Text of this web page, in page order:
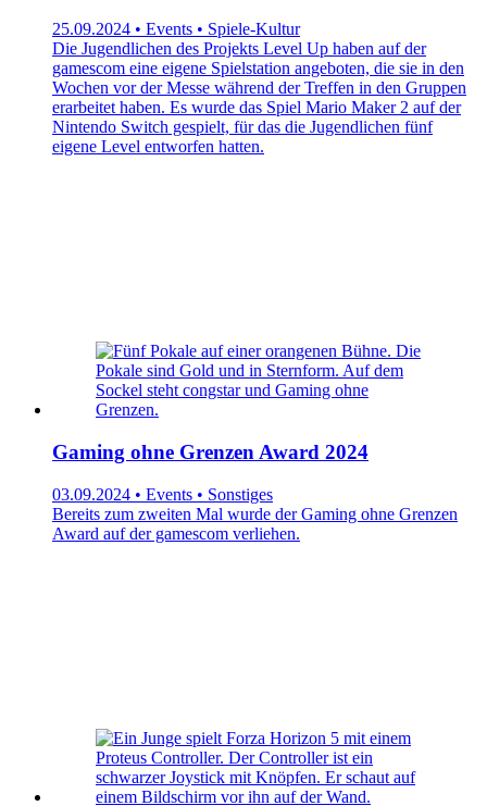
25.09.2024 • Events • Spiele-Kultur
Die Jugendlichen des Projekts Level Up haben auf der
gamescom eine eigene Spielstation angeboten, die sie in den
Wochen vor der Messe während der Treffen in den Gruppen
erarbeitet haben. Es wurde das Spiel Mario Maker 2 auf der
Nintendo Switch gespielt, für das die Jugendlichen fünf
eigene Level entworfen hatten.
Gaming ohne Grenzen Award 2024
03.09.2024 • Events • Sonstiges
Bereits zum zweiten Mal wurde der Gaming ohne Grenzen
Award auf der gamescom verliehen.